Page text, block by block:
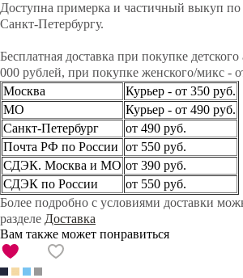
Доступна примерка и частичный выкуп
Санкт-Петербургу.
Бесплатная доставка при покупке
000 рублей, при покупке женского/микс -
Москва
Курьер - от 350 руб.
МО
Курьер - от 490 руб.
Санкт-Петербург
от 490 руб.
Почта РФ по России от 550 руб.
СДЭК. Москва и МО от 390 руб.
СДЭК по России
от 550 руб.
Более подробно с условиями доставки
разделе Доставка
Вам также может понравиться